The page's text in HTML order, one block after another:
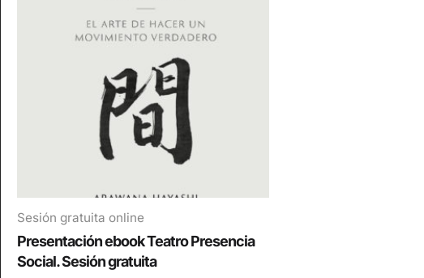
Sesión gratuita online
Presentación ebook Teatro Presencia
Social. Sesión gratuita